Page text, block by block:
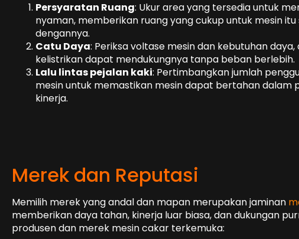
Persyaratan Ruang: Ukur area yang tersedia untuk
nyaman, memberikan ruang yang cukup untuk mesin
dengannya.
Catu Daya: Periksa voltase mesin dan kebutuhan
kelistrikan dapat mendukungnya tanpa beban berlebih.
Lalu lintas pejalan kaki: Pertimbangkan jumlah
mesin untuk memastikan mesin dapat bertahan dalam
kinerja.
Merek dan Reputasi
Memilih merek yang andal dan mapan merupakan jaminan
memberikan daya tahan, kinerja luar biasa, dan dukungan
produsen dan merek mesin cakar terkemuka: